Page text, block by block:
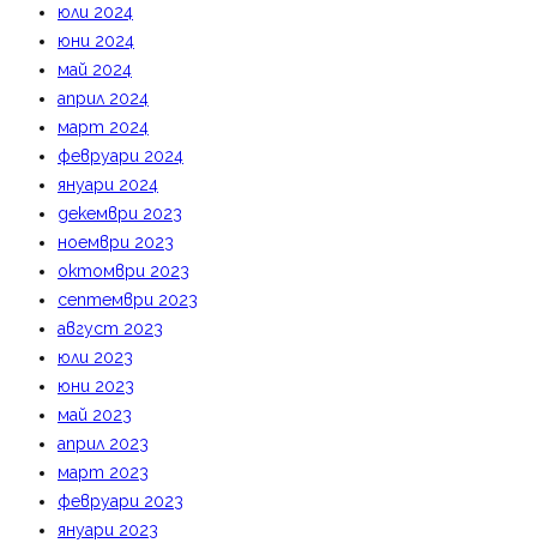
юли 2024
юни 2024
май 2024
април 2024
март 2024
февруари 2024
януари 2024
декември 2023
ноември 2023
октомври 2023
септември 2023
август 2023
юли 2023
юни 2023
май 2023
април 2023
март 2023
февруари 2023
януари 2023